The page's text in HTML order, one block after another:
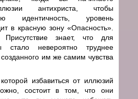
антихриста, чтобы
идентичность, уровень
в красную зону «Опасность».
Присутствие знает, что для
стало невероятно труднее
им же самим чувства
избавиться от иллюзий
состоит в том, что они